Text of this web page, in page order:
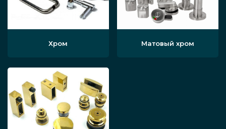
Хром Матовый хром